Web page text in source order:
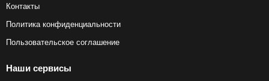
Контакты
Политика конфиденциальности
Пользовательское соглашение
Наши сервисы